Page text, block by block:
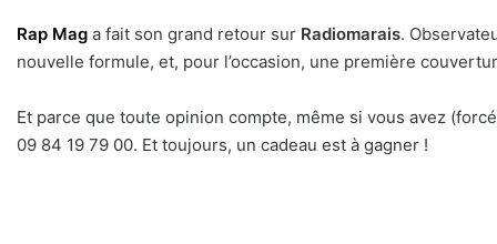
Rap Mag a fait son grand retour sur Radiomarais.
nouvelle formule, et, pour l’occasion, une première
Et parce que toute opinion compte, même si vous avez
09 84 19 79 00. Et toujours, un cadeau est à gagner !